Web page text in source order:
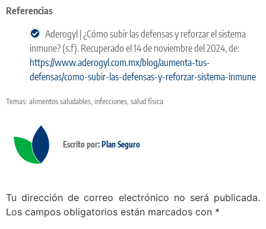
Referencias
Aderogyl | ¿Cómo subir las defensas y reforzar el sistema
inmune? (s.f). Recuperado el 14 de noviembre del 2024, de:
https://www.aderogyl.com.mx/blog/aumenta-tus-
defensas/como-subir-las-defensas-y-reforzar-sistema-inmune
Temas: alimentos saludables, infecciones, salud física
Escrito por: Plan Seguro
Tu dirección de correo electrónico no será publicada.
Los campos obligatorios están marcados con *